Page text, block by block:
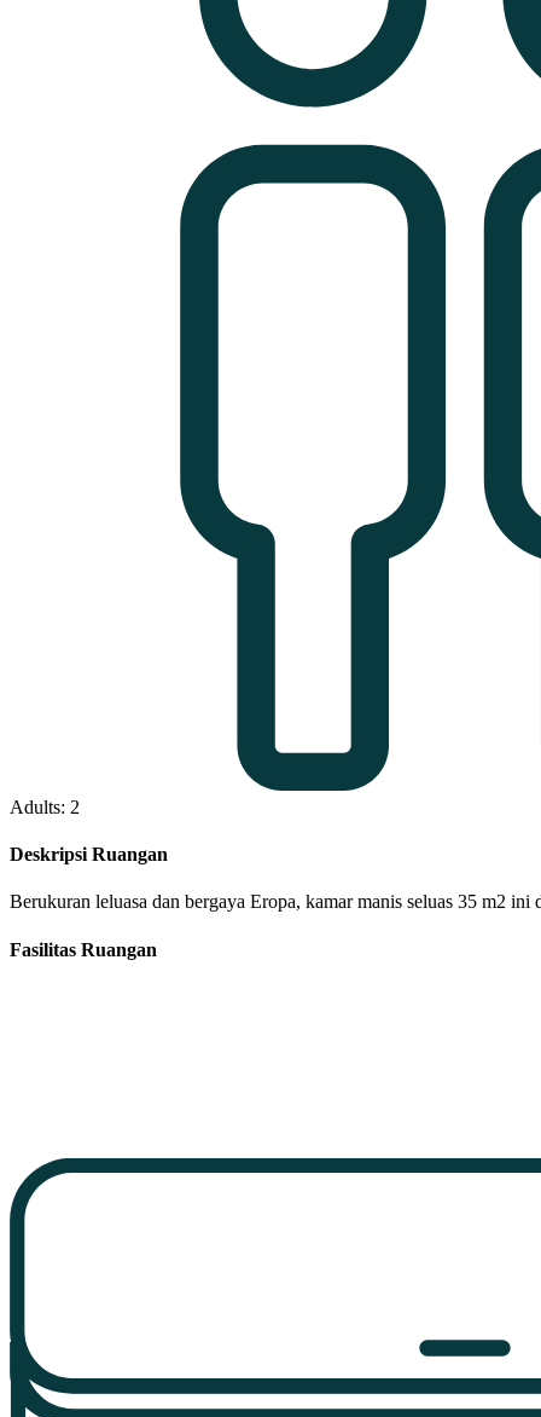
Adults: 2
Deskripsi Ruangan
Berukuran leluasa dan bergaya Eropa, kamar manis seluas 35 m2
Fasilitas Ruangan